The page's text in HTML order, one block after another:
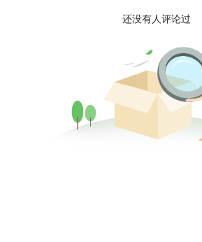
还没有人评论过